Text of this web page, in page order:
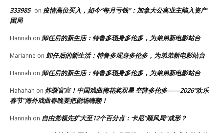
333985 on 疫情高位买入，如今“每月亏钱”：加拿大公寓业主陷入资产
困局
Hannah on 卸任后的新生活：特鲁多现身多伦多，为弟弟新电影站台
Marianne on 卸任后的新生活：特鲁多现身多伦多，为弟弟新电影站台
Hannah on 卸任后的新生活：特鲁多现身多伦多，为弟弟新电影站台
Hahahah on 炸裂官宣！中国戏曲梅花奖双星 空降多伦多——2026“欢乐
春节”海外戏曲春晚要把剧场嗨翻！
Hannah on 自由党领先扩大至12个百分点：卡尼“顺风局”成形？